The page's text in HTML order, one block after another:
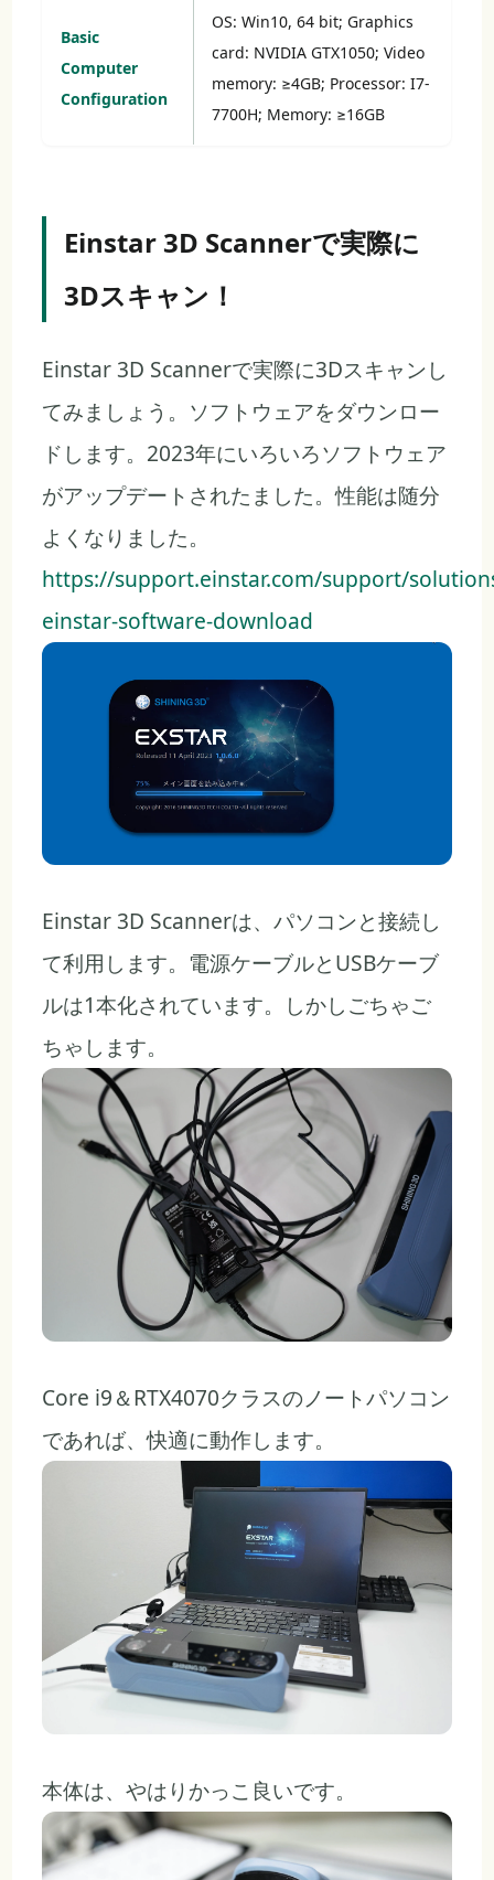
Basic
Computer
Configuration
OS: Win10, 64 bit; Graphics
card: NVIDIA GTX1050; Video
memory: ≥4GB; Processor: I7-
7700H; Memory: ≥16GB
Einstar 3D Scannerで実際に
3Dスキャン！
Einstar 3D Scannerで実際に3Dスキャンし
てみましょう。ソフトウェアをダウンロー
ドします。2023年にいろいろソフトウェア
がアップデートされたました。性能は随分
よくなりました。
https://support.einstar.com/support/
einstar-software-download
Einstar 3D Scannerは、パソコンと接続し
て利用します。電源ケーブルとUSBケーブ
ルは1本化されています。しかしごちゃご
ちゃします。
Core i9＆RTX4070クラスのノートパソコン
であれば、快適に動作します。
本体は、やはりかっこ良いです。